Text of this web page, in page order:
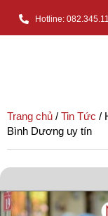
Hotline:
Trang chủ / Tin Tức /
Bình Dương uy tín